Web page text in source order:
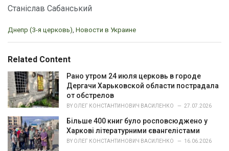
Станіслав Сабанський
C
e
r
i
e
:
Днепр (3-я церковь), Новости в Украине
Related Content
Рано утром 24 июля церковь в городе
Дергачи Харьковской области пострадала
от обстрелов
BY ОЛЕГ КОНСТАНТИНОВИЧ ВАСИЛЕНКО 27.07.2026
Більше 400 книг було росповсюджено у
Харкові літературними євангелістами
BY ОЛЕГ КОНСТАНТИНОВИЧ ВАСИЛЕНКО 16.06.2026